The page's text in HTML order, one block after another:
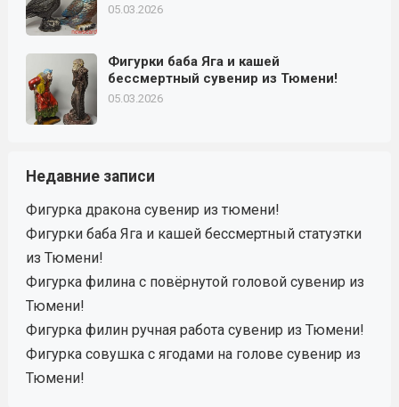
05.03.2026
Фигурки баба Яга и кашей
бессмертный сувенир из Тюмени!
05.03.2026
Недавние записи
Фигурка дракона сувенир из тюмени!
Фигурки баба Яга и кашей бессмертный статуэтки
из Тюмени!
Фигурка филина с повёрнутой головой сувенир из
Тюмени!
Фигурка филин ручная работа сувенир из Тюмени!
Фигурка совушка с ягодами на голове сувенир из
Тюмени!